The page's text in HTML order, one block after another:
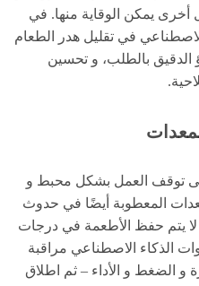
أخرى يمكن الوقاية منها. في
في تقليل هدر الطعام
الدقيق بالطلب، و تحسين
توقف العمل بشكل محبط و
المعطوبة أيضًا في حدوث
يتم حفظ الأطعمة في درجات
الذكاء الاصطناعي مراقبة
و الضغط و الأداء – ثم اطلاق